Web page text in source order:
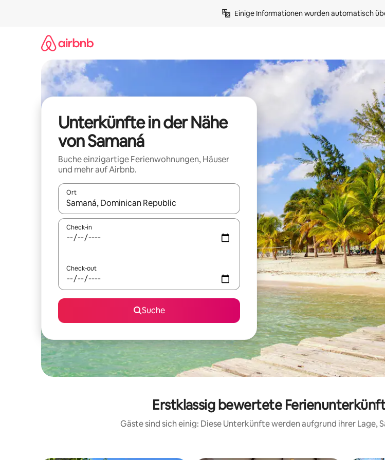
Einige Informationen wurden automatisch
Unterkünfte in der Nähe
von Samaná
Buche einzigartige Ferienwohnungen, Häuser
und mehr auf Airbnb.
Ort
Wenn Ergebnisse verfügbar sind, navigiere mit den Pfeiltasten nach oben und unten oder
Check-in
Check-out
Suche
Erstklassig bewertete
Gäste sind sich einig: Diese Unterkünfte werden aufgrund ihrer